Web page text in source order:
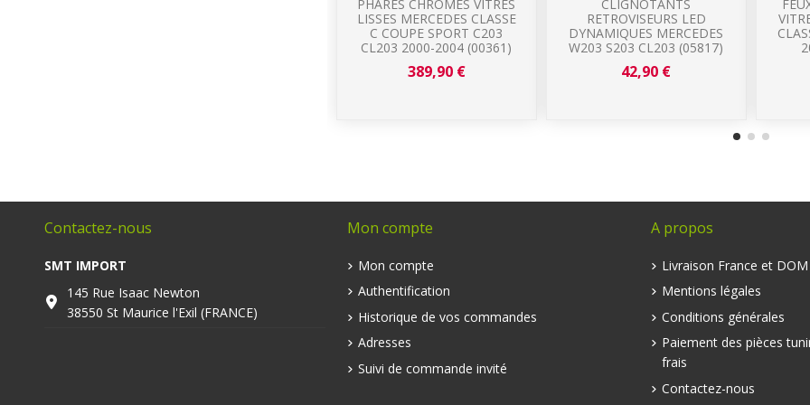
PHARES CHROMES VITRES
LISSES MERCEDES CLASSE
C COUPE SPORT C203
CL203 2000-2004 (00361)
389,90 €
CLIGNOTANTS
RETROVISEURS LED
DYNAMIQUES MERCEDES
W203 S203 CL203 (05817)
42,90 €
Contactez-nous
SMT IMPORT
145 Rue Isaac Newton
38550 St Maurice l'Exil (FRANCE)
Mon compte
Mon compte
Authentification
Historique de vos commandes
Adresses
Suivi de commande invité
A propos
Livraison France et
Mentions légales
Conditions générales
Paiement des pièces
frais
Contactez-nous